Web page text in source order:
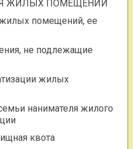
ЖИЛЫХ ПОМЕЩЕНИЙ
жилых помещений, ее
не подлежащие
жилых
нанимателя жилого
квота